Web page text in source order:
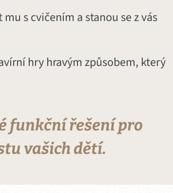
s cvičením a stanou se z vás
hry hravým způsobem, který
funkční řešení pro
vašich dětí.